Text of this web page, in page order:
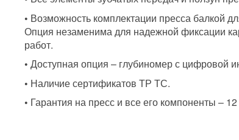
• Возможность комплектации пресса балкой
Опция незаменима для надежной фиксации
работ.
• Доступная опция – глубиномер с цифровой
• Наличие сертификатов ТР ТС.
• Гарантия на пресс и все его компоненты –